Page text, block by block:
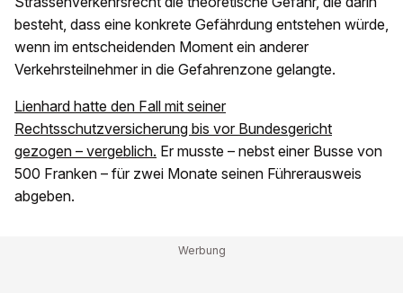
besteht, dass eine konkrete Gefährdung entstehen würde,
wenn im entscheidenden Moment ein anderer
Verkehrsteilnehmer in die Gefahrenzone gelangte.
Lienhard hatte den Fall mit seiner
Rechtsschutzversicherung bis vor Bundesgericht
gezogen – vergeblich. Er musste – nebst einer Busse von
500 Franken – für zwei Monate seinen Führerausweis
abgeben.